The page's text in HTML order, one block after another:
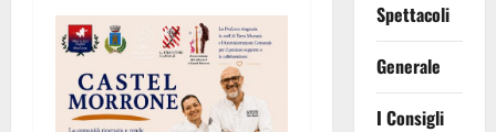
Spettacoli
Generale
I Consigli